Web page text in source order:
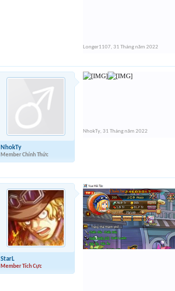
Longer1107, 31 Tháng năm 2022
NhokTy
Member Chính Thức
NhokTy, 31 Tháng năm 2022
StarL
Member Tích Cực